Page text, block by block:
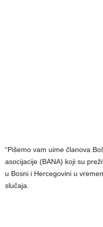
“Pišemo vam uime članova
asocijacije (BANA) koji su
u Bosni i Hercegovini u
slučaja.